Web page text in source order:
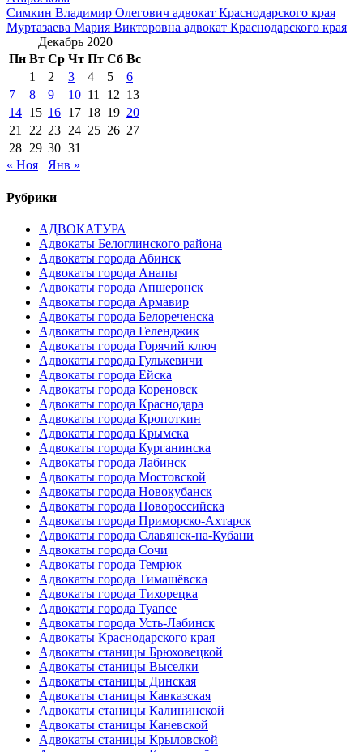
Навигация
по
записям
Симкин Владимир Олегович адвокат Краснодарского края
Муртазаева Мария Викторовна адвокат Краснодарского края
Декабрь 2020
Пн Вт Ср Чт Пт Сб Вс
1
2 3 4 5
6
7
8 9 10 11 12 13
14 15 16 17 18 19 20
21
22 23 24 25 26 27
28 29 30 31
« Ноя
Янв »
Рубрики
АДВОКАТУРА
Адвокаты Белоглинского района
Адвокаты города Абинск
Адвокаты города Анапы
Адвокаты города Апшеронск
Адвокаты города Армавир
Адвокаты города Белореченска
Адвокаты города Геленджик
Адвокаты города Горячий ключ
Адвокаты города Гулькевичи
Адвокаты города Ейска
Адвокаты города Кореновск
Адвокаты города Краснодара
Адвокаты города Кропоткин
Адвокаты города Крымска
Адвокаты города Курганинска
Адвокаты города Лабинск
Адвокаты города Мостовской
Адвокаты города Новокубанск
Адвокаты города Новороссийска
Адвокаты города Приморско-Ахтарск
Адвокаты города Славянск-на-Кубани
Адвокаты города Сочи
Адвокаты города Темрюк
Адвокаты города Тимашёвска
Адвокаты города Тихорецка
Адвокаты города Туапсе
Адвокаты города Усть-Лабинск
Адвокаты Краснодарского края
Адвокаты станицы Брюховецкой
Адвокаты станицы Выселки
Адвокаты станицы Динская
Адвокаты станицы Кавказская
Адвокаты станицы Калининской
Адвокаты станицы Каневской
Адвокаты станицы Крыловской